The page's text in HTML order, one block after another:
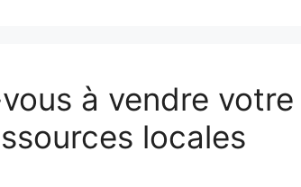
à vendre votre
locales